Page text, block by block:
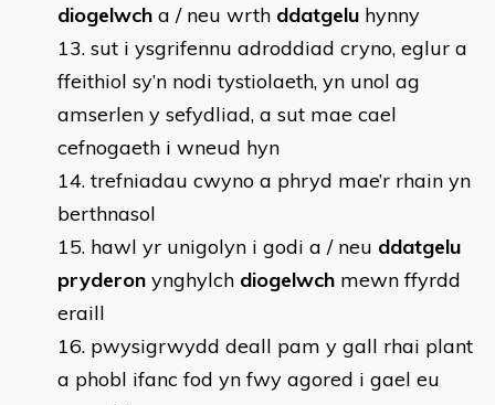
diogelwch a / neu wrth ddatgelu hynny
sut i ysgrifennu adroddiad cryno, eglur a
ffeithiol sy’n nodi tystiolaeth, yn unol ag
amserlen y sefydliad, a sut mae cael
cefnogaeth i wneud hyn
trefniadau cwyno a phryd mae’r rhain yn
berthnasol
hawl yr unigolyn i godi a / neu ddatgelu
pryderon ynghylch diogelwch mewn ffyrdd
eraill
pwysigrwydd deall pam y gall rhai plant
a phobl ifanc fod yn fwy agored i gael eu